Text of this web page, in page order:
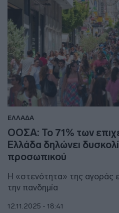
ΕΛΛΑΔΑ
ΟΟΣΑ: Το 71% των
Ελλάδα δηλώνει
προσωπικού
Η «στενότητα» της αγοράς
την πανδημία
12.11.2025 - 18:41